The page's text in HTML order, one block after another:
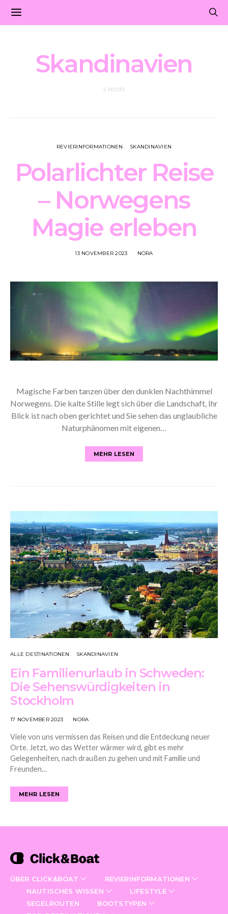
Skandinavien
2 POSTS
REVIERINFORMATIONEN SKANDINAVIEN
Polarlichter Reise
– Norwegens
Magie erleben
13 NOVEMBER 2023 NORA
Magische Farben tanzen über den dunklen Nachthimmel
Norwegens. Die kalte Stille legt sich über die Landschaft, Ihr
Blick ist nach oben gerichtet und Sie sehen das unglaubliche
Naturphänomen mit eigenen…
MEHR LESEN
ALLE DESTINATIONEN SKANDINAVIEN
Ein Familienurlaub in Schweden:
Die Sehenswürdigkeiten in
Stockholm
17 NOVEMBER 2023 NORA
Viele von uns vermissen das Reisen und die Entdeckung neuer
Orte. Jetzt, wo das Wetter wärmer wird, gibt es mehr
Gelegenheiten, nach draußen zu gehen und mit Familie und
Freunden…
MEHR LESEN
ÜBER CLICK&BOAT
REVIERINFORMATIONEN
NAUTISCHES WISSEN
LIFESTYLE
SEGELROUTEN
BOOTSTYPEN